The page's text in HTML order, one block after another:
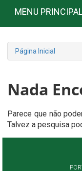
MENU
Página Inicial
Nada
Parece que não
Talvez a pesquisa